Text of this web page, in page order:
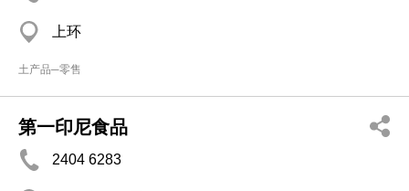
上环
土产品─零售
第一印尼食品
2404 6283